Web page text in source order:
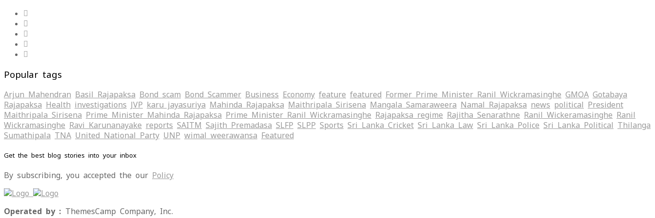
Popular tags
Arjun Mahendran Basil Rajapaksa Bond scam Bond Scammer Business Economy feature featured Former Prime Minister Ranil Wickramasinghe GMOA Gotabaya
Rajapaksa Health investigations JVP karu jayasuriya Mahinda Rajapaksa Maithripala Sirisena Mangala Samaraweera Namal Rajapaksa news political President
Maithripala Sirisena Prime Minister Mahinda Rajapaksa Prime Minister Ranil Wickramasinghe Rajapaksa regime Rajitha Senarathne Ranil Wickeramasinghe Ranil
Wickramasinghe Ravi Karunanayake reports SAITM Sajith Premadasa SLFP SLPP Sports Sri Lanka Cricket Sri Lanka Law Sri Lanka Police Sri Lanka Political Thilanga
Sumathipala TNA United National Party UNP wimal weerawansa ‍Featured
Get the best blog stories into your inbox
By subscribing, you accepted the our Policy
Operated by : ThemesCamp Company, Inc.